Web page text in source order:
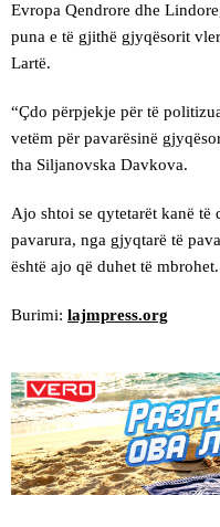
Evropa Qendrore dhe
puna e të gjithë gjyqësorit
Lartë.
“Çdo përpjekje për të
vetëm për pavarësinë
tha Siljanovska Davkova.
Ajo shtoi se qytetarët kanë të
pavarura, nga gjyqtarë të
është ajo që duhet të mbrohet.
Burimi: lajmpress.org